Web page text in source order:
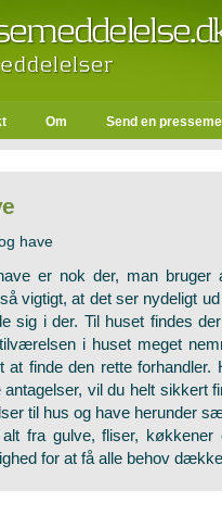
Om Send en
have
er nok der, man bruger
vigtigt, at det ser nydeligt
sig i der. Til huset findes
i huset meget
finde den rette forhandler.
vil du helt sikkert
til hus og have herunder
fra gulve, fliser,
for at få alle behov